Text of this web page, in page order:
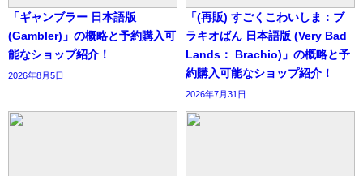
「ギャンブラー 日本語版
(Gambler)」の概略と予約購入可
能なショップ紹介！
2026年8月5日
「(再販) すごくこわいしま：ブ
ラキオばん 日本語版 (Very Bad
Lands： Brachio)」の概略と予
約購入可能なショップ紹介！
2026年7月31日